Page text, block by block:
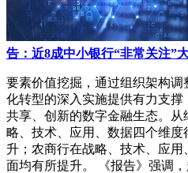
告：近8成中小银行“非常关注”
要素价值挖掘，通过组织架构
化转型的深入实施提供有力支撑
共享、创新的数字金融生态。
略、技术、应用、数据四个维度
升；农商行在战略、技术、应
面均有所提升。 《报告》强调